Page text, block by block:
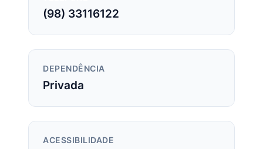
(98) 33116122
DEPENDÊNCIA
Privada
ACESSIBILIDADE